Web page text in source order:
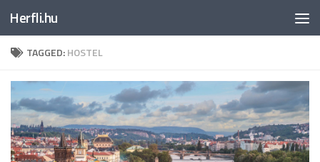
Skip to content
Herfli.hu
TAGGED:HOSTEL